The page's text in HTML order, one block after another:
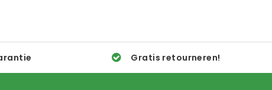
Gratis retourneren!